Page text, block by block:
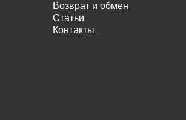
Возврат и обмен
Статьи
Контакты